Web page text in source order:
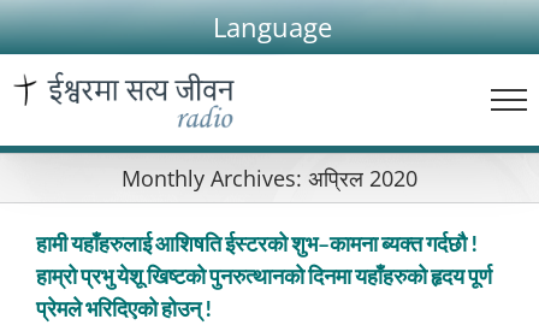
Skip
to
content
Language
Monthly Archives: अप्रिल 2020
हामी यहाँहरुलाई आशिषति ईस्टरको शुभ–कामना ब्यक्त गर्दछौ !
हाम्रो प्रभु येशू खिष्टको पुनरुत्थानको दिनमा यहाँहरुको हृदय पूर्ण
प्रेमले भरिदिएको होउन् !